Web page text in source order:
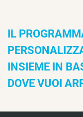
IL
INSIEME IN
DOVE VUOI